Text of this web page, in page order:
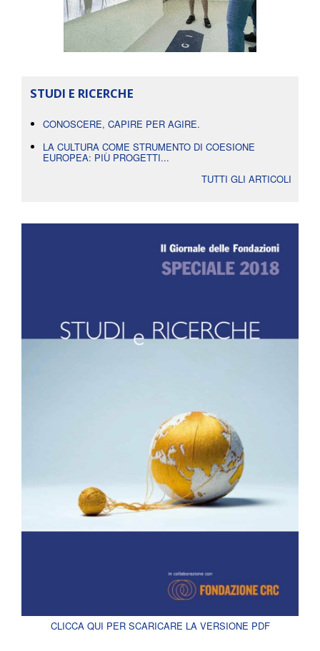
STUDI E RICERCHE
CONOSCERE, CAPIRE PER AGIRE.
LA CULTURA COME STRUMENTO DI COESIONE
EUROPEA: PIÙ PROGETTI...
TUTTI GLI ARTICOLI
CLICCA QUI PER SCARICARE LA VERSIONE PDF